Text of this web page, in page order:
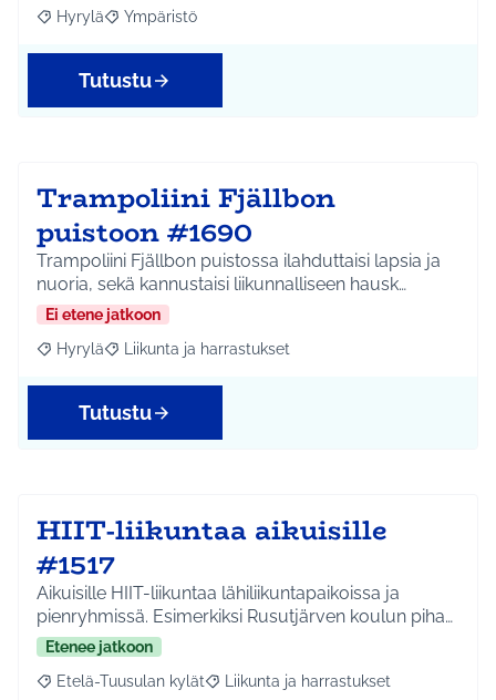
Rajaa tulokset aihepiirin mukaan: Hyrylä
Hyrylä Rajaa tulokset teeman mukaan: Ympäristö
Ympäristö
Tutustu
Trampoliini Fjällbon
puistoon #1690
Trampoliini Fjällbon puistossa ilahduttaisi lapsia ja
nuoria, sekä kannustaisi liikunnalliseen hausk…
Ei etene jatkoon
Rajaa tulokset aihepiirin mukaan: Hyrylä
Hyrylä Rajaa tulokset teeman mukaan: Liikunta ja
Liikunta ja harrastukset
Tutustu
HIIT-liikuntaa aikuisille
#1517
Aikuisille HIIT-liikuntaa lähiliikuntapaikoissa ja
pienryhmissä. Esimerkiksi Rusutjärven koulun piha…
Etenee jatkoon
Rajaa tulokset aihepiirin mukaan: Etelä-Tuusulan kylät
Etelä-Tuusulan kylät Rajaa tulokset teeman mukaan:
Liikunta ja harrastukset